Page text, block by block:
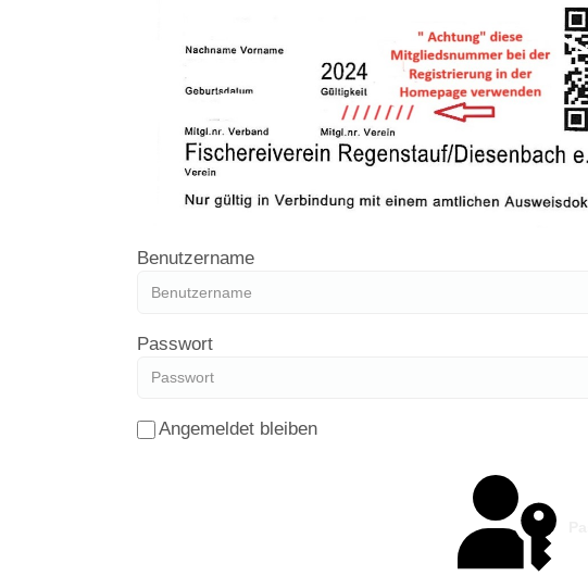
Benutzername
Passwort
Angemeldet bleiben